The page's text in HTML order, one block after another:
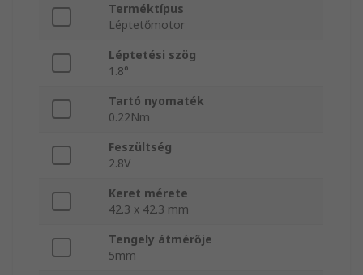
Terméktípus
Léptetőmotor
Léptetési szög
1.8°
Tartó nyomaték
0.22Nm
Feszültség
2.8V
Keret mérete
42.3 x 42.3 mm
Tengely átmérője
5mm